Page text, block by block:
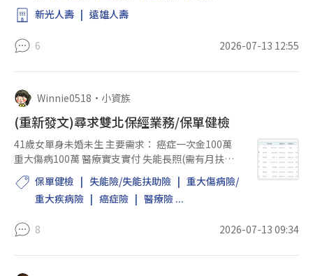
新光人壽
遠雄人壽
6 2026-07-13 12:55
Winnie0518 • 小資族
(重新發文)尋求雙北保經業務/保單健檢
41歲女單身未婚未生 主要需求： 癌症一次金100萬
重大傷病100萬 醫療實支實付 失能長照(需有月扶助
金) 用最便宜主約搭配定期險(保證續保) 整年保費預
算： 不含失能險2-2.5萬 含失能險2.5-3.5萬 另外 舊有
富邦保...
保單健檢 失能險/失能扶助險
重大傷病險/
重大疾病險
癌症險 醫療險 ...
8 2026-07-13 09:34